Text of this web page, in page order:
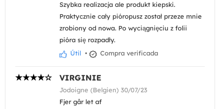
Szybka realizacja ale produkt kiepski.
Praktycznie cały pióropusz został przeze mnie
zrobiony od nowa. Po wyciągnięciu z folii
pióra się rozpadły.
Útil • Compra verificada
VIRGINIE
Jodoigne (Belgien) 30/07/23
Fjer går let af